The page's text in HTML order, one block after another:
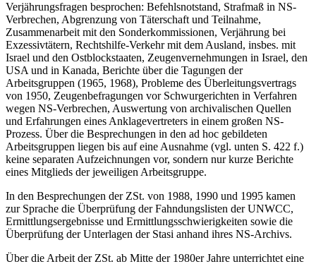
In den Arbeitstagungen von 1964–1970 wurden außer den
Verjährungsfragen besprochen: Befehlsnotstand, Strafmaß in NS-
Verbrechen, Abgrenzung von Täterschaft und Teilnahme,
Zusammenarbeit mit den Sonderkommissionen, Verjährung bei
Exzessivtätern, Rechtshilfe-Verkehr mit dem Ausland, insbes. mit
Israel und den Ostblockstaaten, Zeugenvernehmungen in Israel, den
USA und in Kanada, Berichte über die Tagungen der
Arbeitsgruppen (1965, 1968), Probleme des Überleitungsvertrags
von 1950, Zeugenbefragungen vor Schwurgerichten in Verfahren
wegen NS-Verbrechen, Auswertung von archivalischen Quellen
und Erfahrungen eines Anklagevertreters in einem großen NS-
Prozess. Über die Besprechungen in den ad hoc gebildeten
Arbeitsgruppen liegen bis auf eine Ausnahme (vgl. unten S. 422 f.)
keine separaten Aufzeichnungen vor, sondern nur kurze Berichte
In den Besprechungen der ZSt. von 1988, 1990 und 1995 kamen
zur Sprache die Überprüfung der Fahndungslisten der UNWCC,
Ermittlungsergebnisse und Ermittlungsschwierigkeiten sowie die